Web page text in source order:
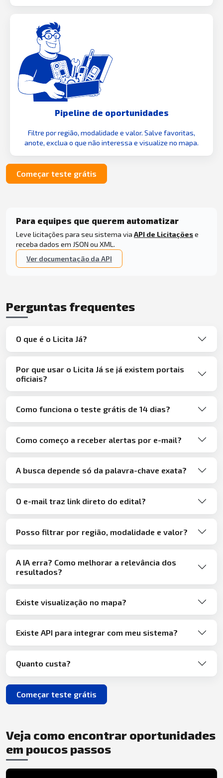
Pipeline de oportunidades
Filtre por região, modalidade e valor. Salve favoritas,
anote, exclua o que não interessa e visualize no mapa.
Começar teste grátis
Para equipes que querem automatizar
Leve licitações para seu sistema via API de Licitaçõese
receba dados em JSON ou XML.
Ver documentação da API
Perguntas frequentes
O que é o Licita Já?
Por que usar o Licita Já se já existem portais
oficiais?
Como funciona o teste grátis de 14 dias?
Como começo a receber alertas por e-mail?
A busca depende só da palavra-chave exata?
O e-mail traz link direto do edital?
Posso filtrar por região, modalidade e valor?
A IA erra? Como melhorar a relevância dos
resultados?
Existe visualização no mapa?
Existe API para integrar com meu sistema?
Quanto custa?
Começar teste grátis
Veja como encontrar oportunidades
em poucos passos